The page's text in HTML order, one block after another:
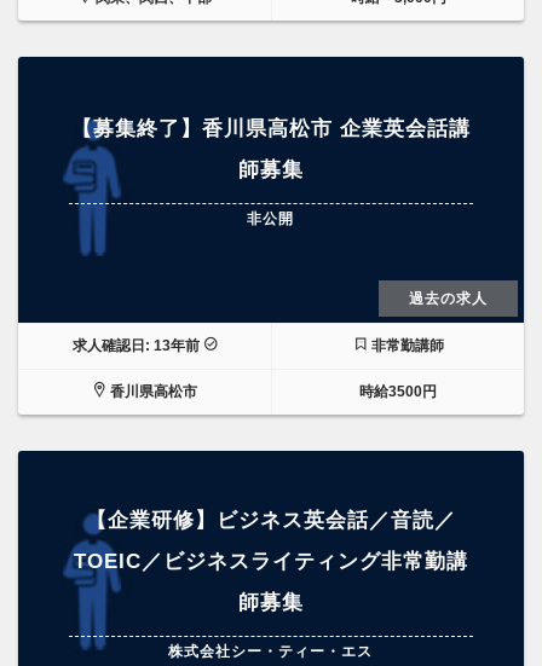
【募集終了】香川県高松市 企業英会話講
師募集
非公開
過去の求人
求人確認日: 13年前 非常勤講師
香川県高松市 時給3500円
【企業研修】ビジネス英会話／音読／
TOEIC／ビジネスライティング非常勤講
師募集
株式会社シー・ティー・エス